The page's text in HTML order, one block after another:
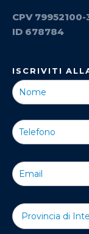
CPV 79952100-
ID 678784
ISCRIVITI
Iscriviti alla